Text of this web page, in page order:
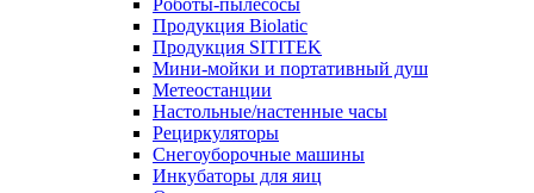
Роботы-пылесосы
Продукция Biolatic
Продукция SITITEK
Мини-мойки и портативный душ
Метеостанции
Настольные/настенные часы
Рециркуляторы
Снегоуборочные машины
Инкубаторы для яиц